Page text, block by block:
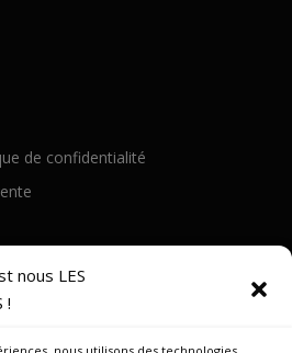
nous LES
!
de confidentialité